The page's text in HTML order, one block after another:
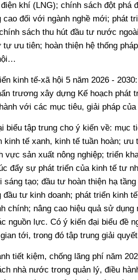
khí (LNG); chính sách đột phá
đối với ngành nghề mới; phát
sách thu hút đầu tư nước
ưu tiên; hoàn thiện hệ thống
kinh tế-xã hội 5 năm 2026 -
trương xây dựng Kế hoạch phát
với các mục tiêu, giải pháp của
biểu tập trung cho ý kiến về: mục
tế xanh, kinh tế tuần hoàn; ưu
vực sản xuất nông nghiệp; triển
đẩy sự phát triển của kinh tế tư
sáng tạo; đầu tư hoàn thiện hạ
tư kinh doanh; phát triển kinh
chính; nâng cao hiệu quả sử
nguồn lực. Có ý kiến đại biểu đề
tới, trong đó tập trung giải
tiết kiệm, chống lãng phí năm
nhà nước trong quản lý, điều